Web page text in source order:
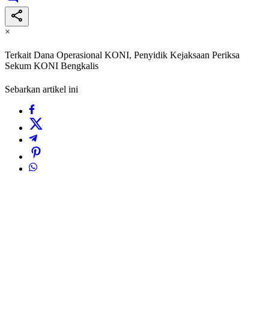
×
Terkait Dana Operasional KONI, Penyidik Kejaksaan Periksa
Sekum KONI Bengkalis
Sebarkan artikel ini